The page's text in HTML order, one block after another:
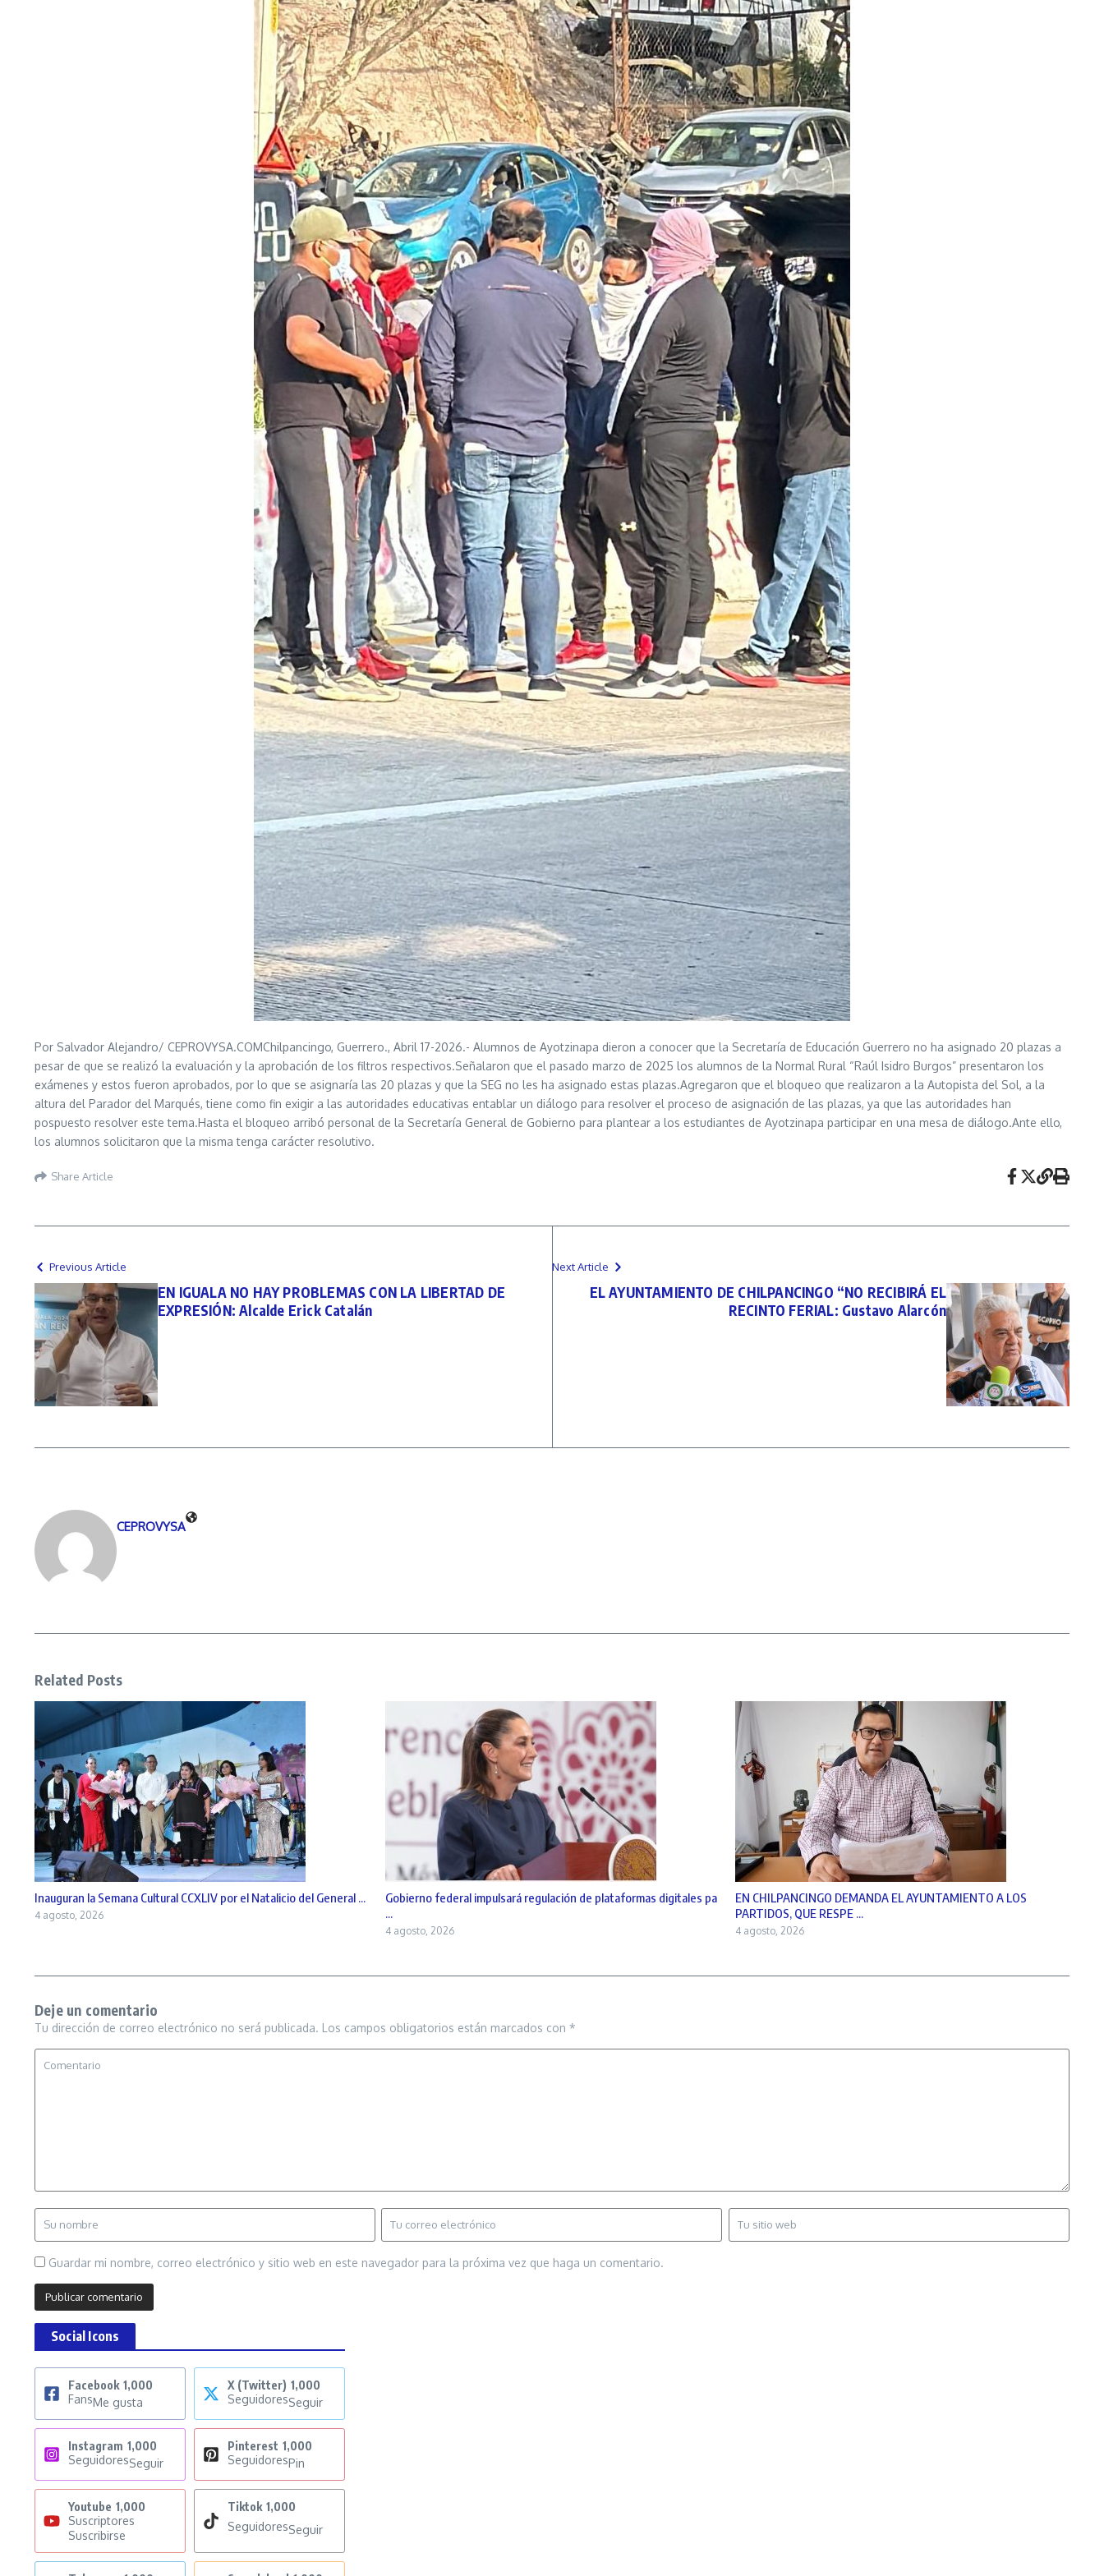
Por Salvador Alejandro/ CEPROVYSA.COMChilpancingo, Guerrero., Abril 17-2026.- Alumnos de Ayotzinapa dieron a conocer que la Secretaría de Educación Guerrero no ha asignado 20 plazas a
pesar de que se realizó la evaluación y la aprobación de los filtros respectivos.Señalaron que el pasado marzo de 2025 los alumnos de la Normal Rural “Raúl Isidro Burgos” presentaron los
exámenes y estos fueron aprobados, por lo que se asignaría las 20 plazas y que la SEG no les ha asignado estas plazas.Agregaron que el bloqueo que realizaron a la Autopista del Sol, a la
altura del Parador del Marqués, tiene como fin exigir a las autoridades educativas entablar un diálogo para resolver el proceso de asignación de las plazas, ya que las autoridades han
pospuesto resolver este tema.Hasta el bloqueo arribó personal de la Secretaría General de Gobierno para plantear a los estudiantes de Ayotzinapa participar en una mesa de diálogo.Ante ello,
los alumnos solicitaron que la misma tenga carácter resolutivo.
Share Article
Previous Article
EN IGUALA NO HAY PROBLEMAS CON LA LIBERTAD DE
EXPRESIÓN: Alcalde Erick Catalán
Next Article
EL AYUNTAMIENTO DE CHILPANCINGO “NO RECIBIRÁ EL
RECINTO FERIAL: Gustavo Alarcón
CEPROVYSA
Related Posts
Inauguran la Semana Cultural CCXLIV por el Natalicio del General ...
4 agosto, 2026
Gobierno federal impulsará regulación de plataformas digitales pa
...
4 agosto, 2026
EN CHILPANCINGO DEMANDA EL AYUNTAMIENTO A LOS
PARTIDOS, QUE RESPE ...
4 agosto, 2026
Deje un comentario
Tu dirección de correo electrónico no será publicada. Los campos obligatorios están marcados con *
Guardar mi nombre, correo electrónico y sitio web en este navegador para la próxima vez que haga un comentario.
Social Icons
Facebook 1,000
FansMe gusta
X (Twitter) 1,000
SeguidoresSeguir
Instagram 1,000
SeguidoresSeguir
Pinterest 1,000
SeguidoresPin
Youtube 1,000
Suscriptores
Suscribirse
Tiktok 1,000
SeguidoresSeguir